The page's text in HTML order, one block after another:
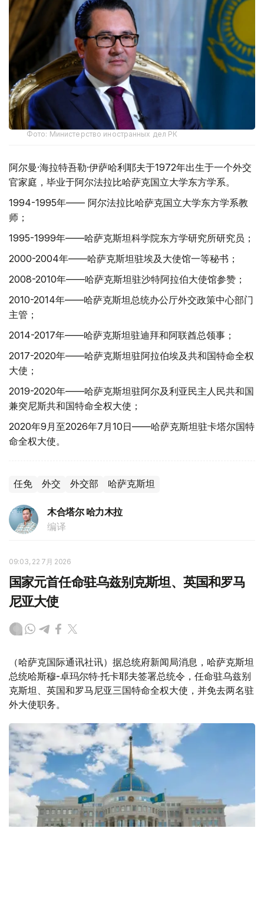
Фото: Министерство иностранных дел РК
阿尔曼·海拉特吾勒·伊萨哈利耶夫于1972年出生于一个外交
官家庭，毕业于阿尔法拉比哈萨克国立大学东方学系。
1994-1995年—— 阿尔法拉比哈萨克国立大学东方学系教
师；
1995-1999年——哈萨克斯坦科学院东方学研究所研究员；
2000-2004年——哈萨克斯坦驻埃及大使馆一等秘书；
2008-2010年——哈萨克斯坦驻沙特阿拉伯大使馆参赞；
2010-2014年——哈萨克斯坦总统办公厅外交政策中心部门
主管；
2014-2017年——哈萨克斯坦驻迪拜和阿联酋总领事；
2017-2020年——哈萨克斯坦驻阿拉伯埃及共和国特命全权
大使；
2019-2020年——哈萨克斯坦驻阿尔及利亚民主人民共和国
兼突尼斯共和国特命全权大使；
2020年9月至2026年7月10日——哈萨克斯坦驻卡塔尔国特
命全权大使。
任免 外交 外交部 哈萨克斯坦
木合塔尔 哈力木拉
编译
09:03, 22 7月 2026
国家元首任命驻乌兹别克斯坦、英国和罗马
尼亚大使
（哈萨克国际通讯社讯）据总统府新闻局消息，哈萨克斯坦
总统哈斯穆-卓玛尔特·托卡耶夫签署总统令，任命驻乌兹别
克斯坦、英国和罗马尼亚三国特命全权大使，并免去两名驻
外大使职务。